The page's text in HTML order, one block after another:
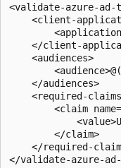
<validate-azure-ad-
<client-
</client-
    <audiences>
    </audiences>
<required-
<claim
        </claim>
</required-